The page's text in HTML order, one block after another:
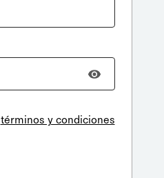
términos y condiciones